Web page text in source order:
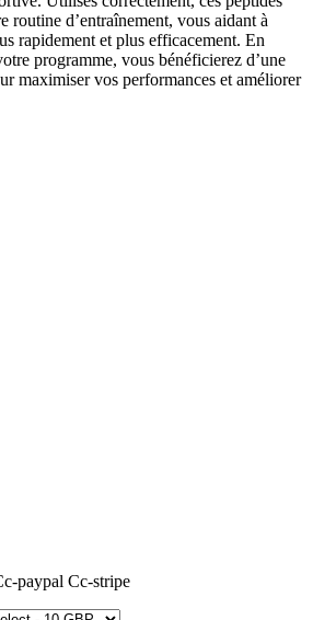
routine d’entraînement, vous aidant à
rapidement et plus efficacement. En
programme, vous bénéficierez d’une
maximiser vos performances et améliorer
paypal Cc-stripe